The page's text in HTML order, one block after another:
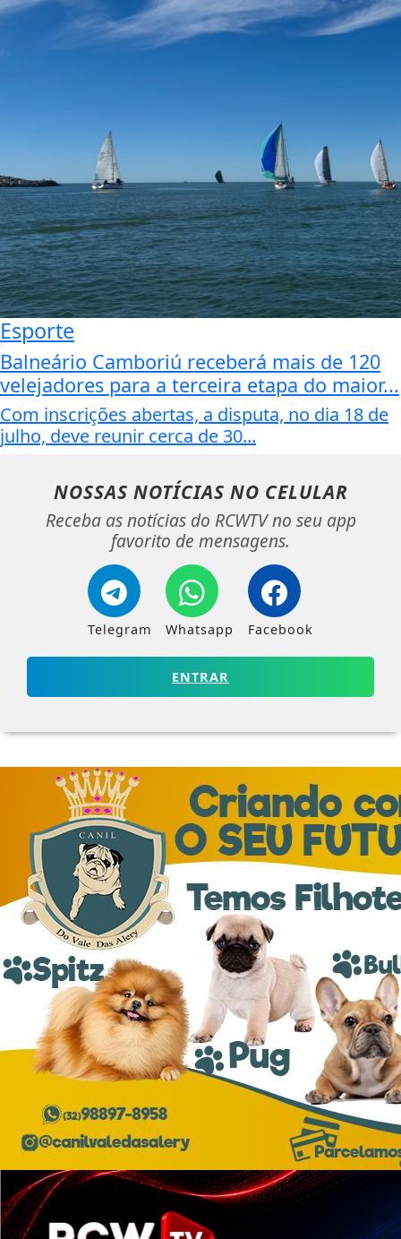
Esporte
Balneário Camboriú receberá mais de 120
velejadores para a terceira etapa do maior...
Com inscrições abertas, a disputa, no dia 18 de
julho, deve reunir cerca de 30...
NOSSAS NOTÍCIAS NO CELULAR
Receba as notícias do RCWTV no seu app
favorito de mensagens.
Telegram Whatsapp Facebook
ENTRAR